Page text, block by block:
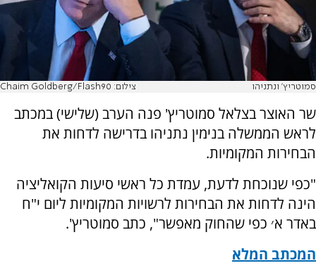
סמוטריץ' ונתניהו צילום: Chaim Goldberg/Flash90
שר האוצר בצלאל סמוטריץ' פנה הערב (שלישי) במכתב
לראש הממשלה בנימין נתניהו בדרישה לדחות את
הבחירות המקומיות.
"כפי שנוכחת לדעת, עמדת כל ראשי סיעות הקואליציה
הינה לדחות את הבחירות לרשויות המקומיות ליום י"ח
באדר א׳ כפי שהחוק מאפשר", כתב סמוטריץ'.
המכתב המלא